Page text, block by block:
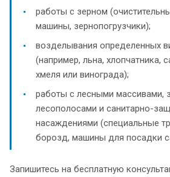
работы с зерном
машины, зернопогрузчики);
возделывания определенных
(например, льна, хлопчатника,
хмеля или винограда);
работы с лесными массивами,
лесополосами и санитарно-
насаждениями (специальные
борозд, машины для посадки
Запишитесь на бесплатную